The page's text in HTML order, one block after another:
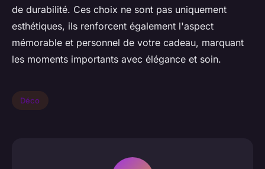
de durabilité. Ces choix ne sont pas uniquement
esthétiques, ils renforcent également l'aspect
mémorable et personnel de votre cadeau, marquant
les moments importants avec élégance et soin.
Déco